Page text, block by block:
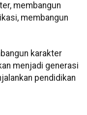
membangun
membangun
karakter
menjadi generasi
pendidikan